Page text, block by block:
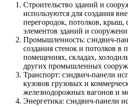
Строительство зданий и
используются для создания
перегородок, потолков, крыш,
элементов зданий и
Промышленность: сэндвич-
создания стенок и потолков в
помещениях, складах,
других промышленных
Транспорт: сэндвич-панели
кузовов грузовых и
железнодорожных вагонов и
Энергетика: сэндвич-панели